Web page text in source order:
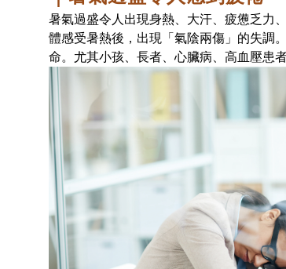
暑氣過盛令人出現身熱、大汗、疲憊乏力
體感受暑熱後，出現「氣陰兩傷」的失調
命。尤其小孩、長者、心臟病、高血壓患